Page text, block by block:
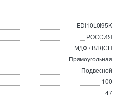
EDI10L0i95K
РОССИЯ
МДФ / ВЛДСП
Прямоугольная
Подвесной
100
47